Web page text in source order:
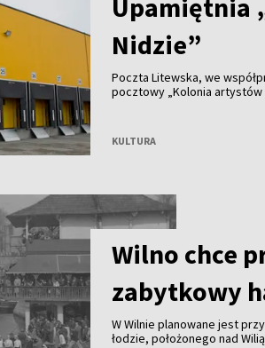
Upamiętnia
Nidzie”
Poczta Litewska, we
pocztowy „Kolonia artystów
KULTURA
Wilno chce
zabytkowy
W Wilnie planowane jest
łodzie, położonego nad